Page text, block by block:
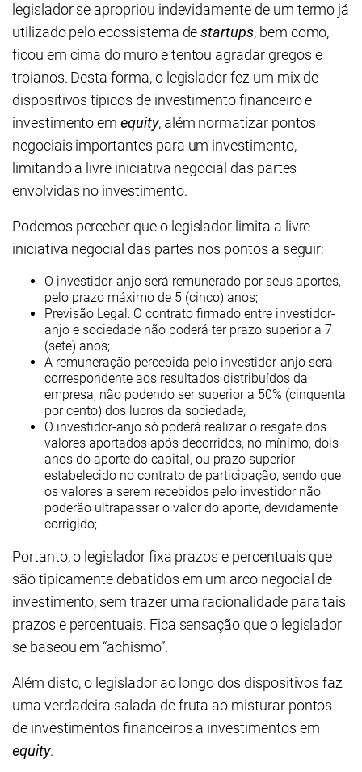
legislador se apropriou indevidamente de um termo já
utilizado pelo ecossistema destartups, bem como,
ficou em cima do muro e tentou agradar gregos e
troianos. Desta forma, o legislador fez um mix de
dispositivos típicos de investimento financeiro e
investimento emequity, além normatizar pontos
negociais importantes para um investimento,
limitando a livre iniciativa negocial das partes
envolvidas no investimento.
Podemos perceber que o legislador limita a livre
iniciativa negocial das partes nos pontos a seguir:
O investidor-anjo será remunerado por seus aportes,
pelo prazo máximo de 5 (cinco) anos;
Previsão Legal: O contrato firmado entre investidor-
anjo e sociedade não poderá ter prazo superior a 7
(sete) anos;
A remuneração percebida pelo investidor-anjo será
correspondente aos resultados distribuídos da
empresa, não podendo ser superior a 50% (cinquenta
por cento) dos lucros da sociedade;
O investidor-anjo só poderá realizar o resgate dos
valores aportados após decorridos, no mínimo, dois
anos do aporte do capital, ou prazo superior
estabelecido no contrato de participação, sendo que
os valores a serem recebidos pelo investidor não
poderão ultrapassar o valor do aporte, devidamente
corrigido;
Portanto, o legislador fixa prazos e percentuais que
são tipicamente debatidos em um arco negocial de
investimento, sem trazer uma racionalidade para tais
prazos e percentuais. Fica sensação que o legislador
se baseou em “achismo”.
Além disto, o legislador ao longo dos dispositivos faz
uma verdadeira salada de fruta ao misturar pontos
de investimentos financeiros a investimentos em
equity: